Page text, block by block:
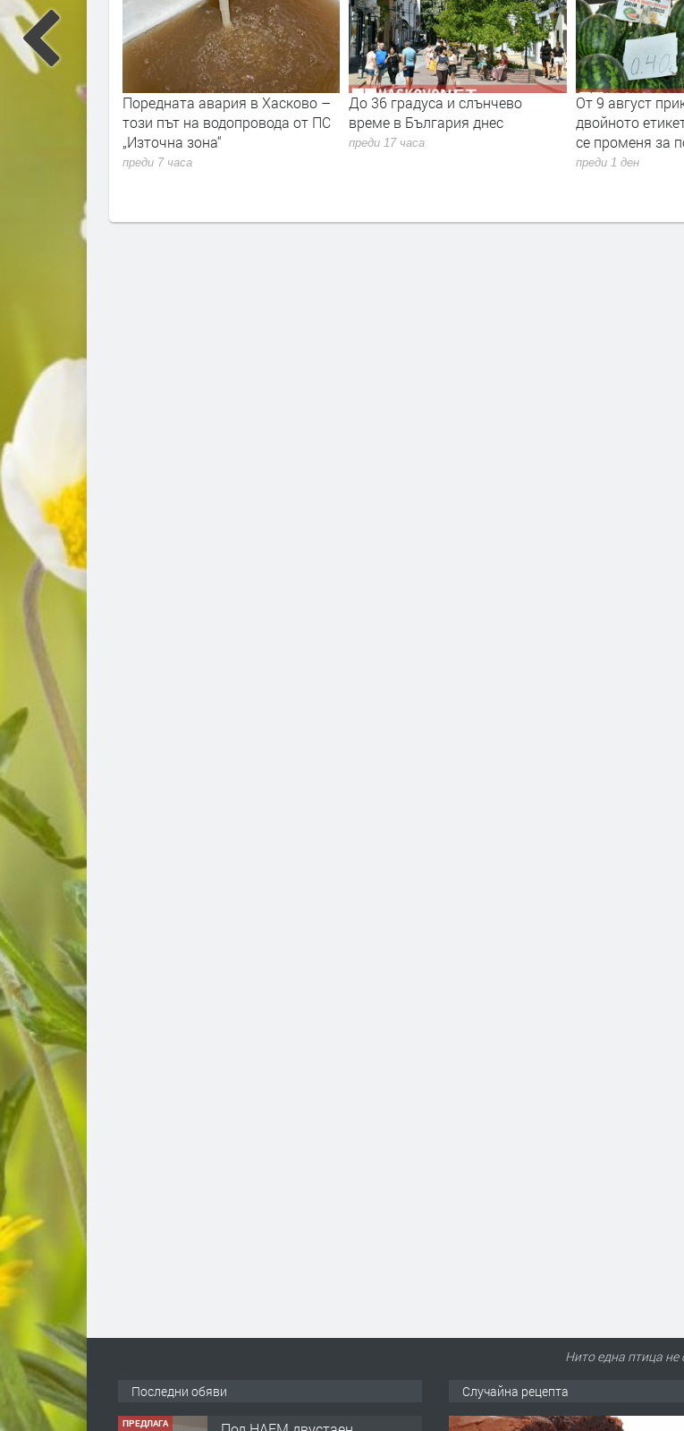
Поредната авария в Хасково –
този път на водопровода от ПС
„Източна зона“
преди 7 часа
До 36 градуса и слънчево
време в България днес
преди 17 часа
От 9 август
двойното
се променя за
преди 1 ден
Нито една птица не
Последни обяви
ПРЕДЛАГА
Случайна рецепта